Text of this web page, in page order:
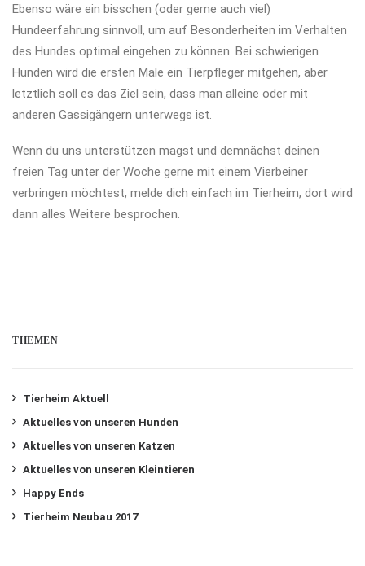
Ebenso wäre ein bisschen (oder gerne auch viel)
Hundeerfahrung sinnvoll, um auf Besonderheiten im Verhalten
des Hundes optimal eingehen zu können. Bei schwierigen
Hunden wird die ersten Male ein Tierpfleger mitgehen, aber
letztlich soll es das Ziel sein, dass man alleine oder mit
anderen Gassigängern unterwegs ist.
Wenn du uns unterstützen magst und demnächst deinen
freien Tag unter der Woche gerne mit einem Vierbeiner
verbringen möchtest, melde dich einfach im Tierheim, dort wird
dann alles Weitere besprochen.
THEMEN
Tierheim Aktuell
Aktuelles von unseren Hunden
Aktuelles von unseren Katzen
Aktuelles von unseren Kleintieren
Happy Ends
Tierheim Neubau 2017